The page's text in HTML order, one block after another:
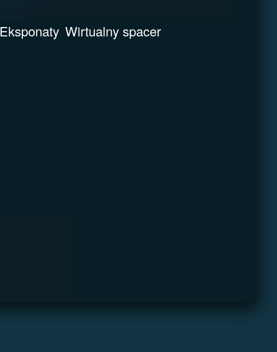
Eksponaty Wirtualny spacer